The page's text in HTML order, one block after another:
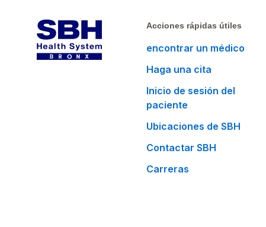
Acciones rápidas útiles
encontrar un médico
Haga una cita
Inicio de sesión del
paciente
Ubicaciones de SBH
Contactar SBH
Carreras